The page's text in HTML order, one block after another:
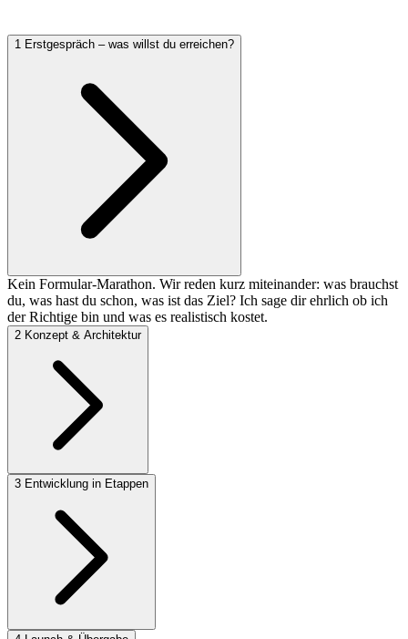
1 Erstgespräch – was willst du erreichen?
Kein Formular-Marathon. Wir reden kurz miteinander: was brauchst
du, was hast du schon, was ist das Ziel? Ich sage dir ehrlich ob ich
der Richtige bin und was es realistisch kostet.
2 Konzept & Architektur
3 Entwicklung in Etappen